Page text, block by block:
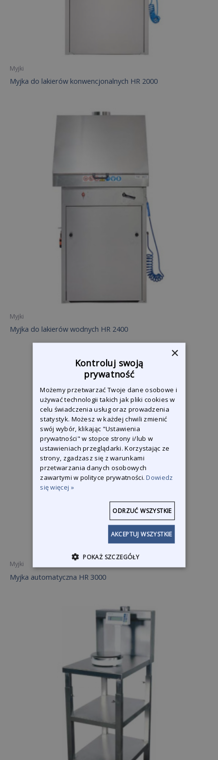
Myjki
Myjka do lakierów konwencjonalnych HR 2000
Myjki
Myjka do lakierów wodnych HR 2400
Myjki
Myjka automatyczna HR 3000
×
Kontroluj swoją
prywatność
Możemy przetwarzać Twoje dane osobowe i
używać technologii takich jak pliki cookies w
celu świadczenia usług oraz prowadzenia
statystyk. Możesz w każdej chwili zmienić
swój wybór, klikając "Ustawienia
prywatności" w stopce strony i/lub w
ustawieniach przeglądarki. Korzystając ze
strony, zgadzasz się z warunkami
przetwarzania danych osobowych
zawartymi w polityce prywatności.Dowiedz
się więcej »
AKCEPTUJ WSZYSTKIE
ODRZUĆ WSZYSTKIE
POKAŻ SZCZEGÓŁY